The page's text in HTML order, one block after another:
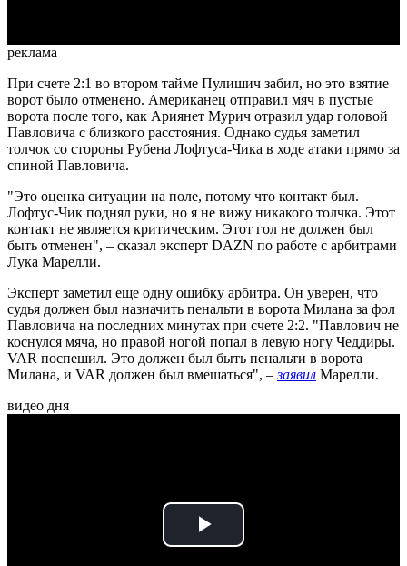
реклама
При счете 2:1 во втором тайме Пулишич забил, но это взятие
ворот было отменено. Американец отправил мяч в пустые
ворота после того, как Ариянет Мурич отразил удар головой
Павловича с близкого расстояния. Однако судья заметил
толчок со стороны Рубена Лофтуса-Чика в ходе атаки прямо за
спиной Павловича.
"Это оценка ситуации на поле, потому что контакт был.
Лофтус-Чик поднял руки, но я не вижу никакого толчка. Этот
контакт не является критическим. Этот гол не должен был
быть отменен", – сказал эксперт DAZN по работе с арбитрами
Лука Марелли.
Эксперт заметил еще одну ошибку арбитра. Он уверен, что
судья должен был назначить пенальти в ворота Милана за фол
Павловича на последних минутах при счете 2:2. "Павлович не
коснулся мяча, но правой ногой попал в левую ногу Чеддиры.
VAR поспешил. Это должен был быть пенальти в ворота
Милана, и VAR должен был вмешаться", –заявил Марелли.
видео дня
Play